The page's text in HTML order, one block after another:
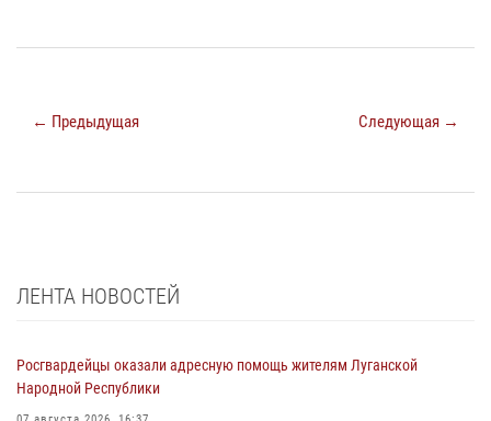
← Предыдущая Следующая →
ЛЕНТА НОВОСТЕЙ
Росгвардейцы оказали адресную помощь жителям Луганской
Народной Республики